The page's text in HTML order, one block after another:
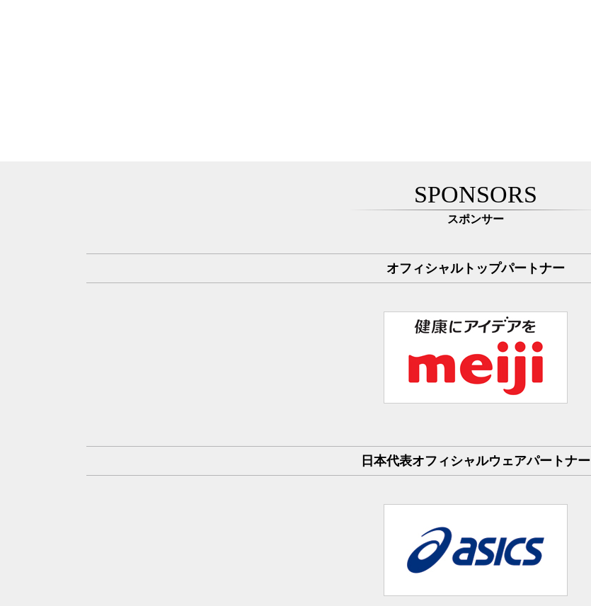
SPONSORS
スポンサー
オフィシャルトップパートナー
日本代表オフィシャルウェアパートナー